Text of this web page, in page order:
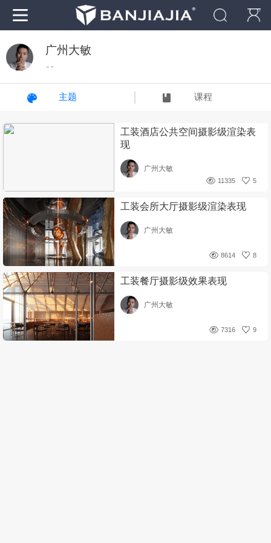
广州大敏
“ ”
主题 课程
工装酒店公共空间摄影级渲染表
现
广州大敏
5
11335
工装会所大厅摄影级渲染表现
广州大敏
8
8614
工装餐厅摄影级效果表现
广州大敏
9
7316